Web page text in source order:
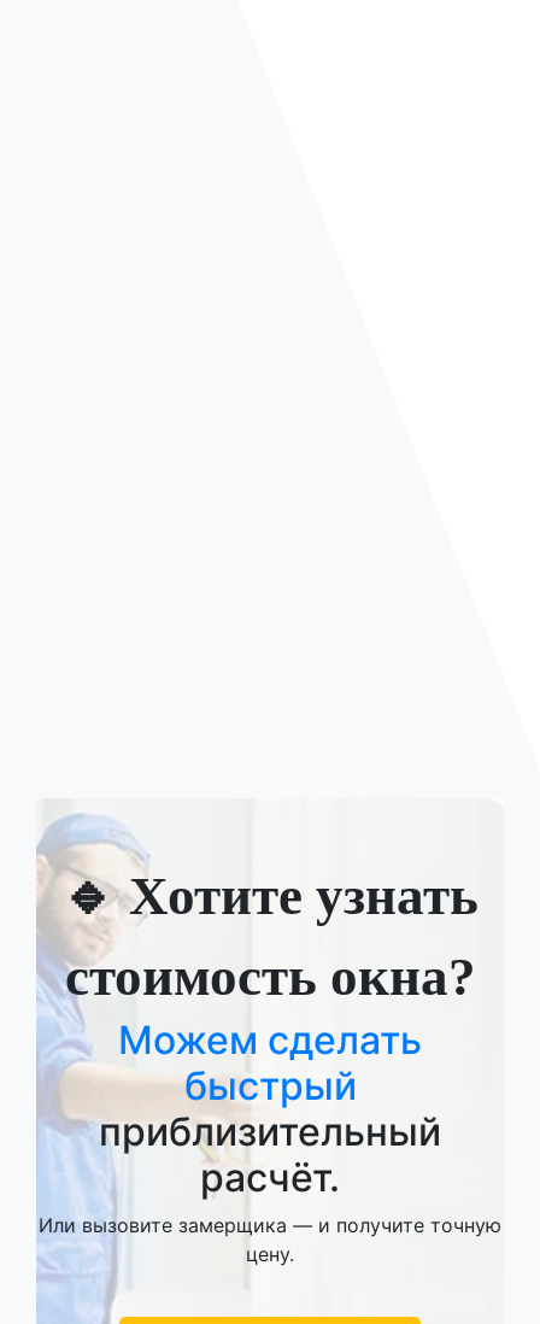
🔹 Хотите узнать
стоимость окна?
Можем сделать
быстрый
приблизительный
расчёт.
Или вызовите замерщика — и получите точную
цену.